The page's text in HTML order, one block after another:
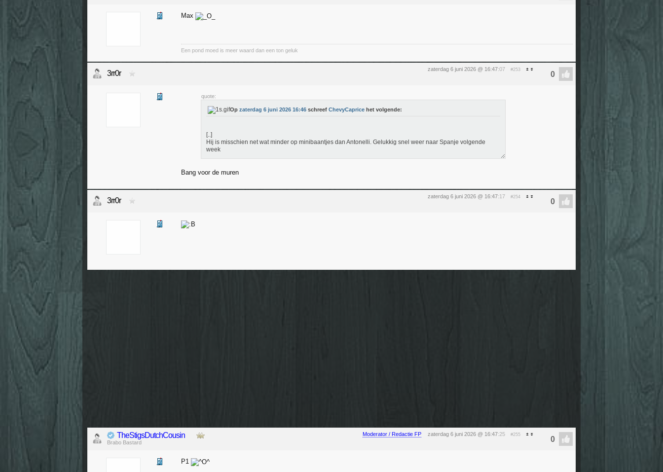
Max
Een pond moed is meer waard dan een ton geluk
zaterdag 6 juni 2026 @ 16:47:07 #253
3rr0r
quote:
Op zaterdag 6 juni 2026 16:46 schreef ChevyCaprice het volgende:
[..]
Hij is misschien net wat minder op minibaantjes dan Antonelli. Gelukkig snel weer naar Spanje volgende
week
Bang voor de muren
zaterdag 6 juni 2026 @ 16:47:17 #254
3rr0r
Moderator / Redactie FP zaterdag 6 juni 2026 @ 16:47:25 #255
TheStigsDutchCousin
Brabo Bastard
P1